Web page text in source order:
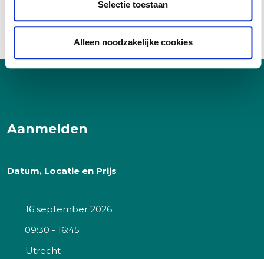
Selectie toestaan
Alleen noodzakelijke cookies
Aanmelden
Datum, Locatie en Prijs
16 september 2026
09:30 - 16:45
Utrecht